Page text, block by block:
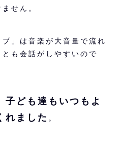
せん。
ブ」は音楽が大音量で流れ
も会話がしやすいので
子ども達もいつもよ
れました 。